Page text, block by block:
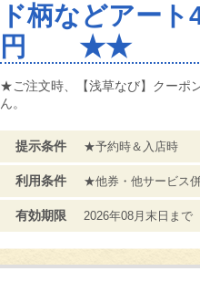
ド柄などア
円 ★★
★ご注文時、【浅草なび】クーポ
ん。
提示条件 ★予約時＆入店時
利用条件 ★他券・他サービス
有効期限 2026年08月末日まで